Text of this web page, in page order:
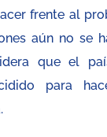
frente al
aún no se
que el
para